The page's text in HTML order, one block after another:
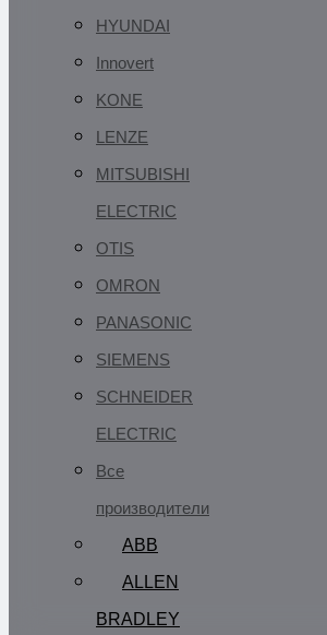
HYUNDAI
Innovert
KONE
LENZE
MITSUBISHI
ELECTRIC
OTIS
OMRON
PANASONIC
SIEMENS
SCHNEIDER
ELECTRIC
Все
производители
ABB
ALLEN
BRADLEY